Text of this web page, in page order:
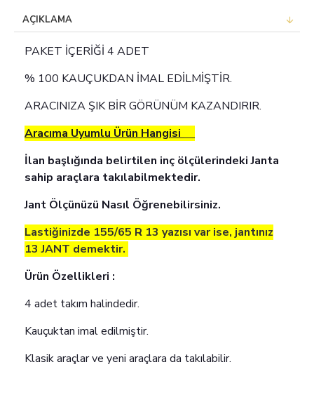
AÇIKLAMA
PAKET İÇERİĞİ 4 ADET
% 100 KAUÇUKDAN İMAL EDİLMİŞTİR.
ARACINIZA ŞIK BİR GÖRÜNÜM KAZANDIRIR.
Aracıma Uyumlu Ürün Hangisi
İlan başlığında belirtilen inç ölçülerindeki Janta
sahip araçlara takılabilmektedir.
Jant Ölçünüzü Nasıl Öğrenebilirsiniz.
Lastiğinizde 155/65 R 13 yazısı var ise, jantınız
13 JANT demektir.
Ürün Özellikleri :
4 adet takım halindedir.
Kauçuktan imal edilmiştir.
Klasik araçlar ve yeni araçlara da takılabilir.